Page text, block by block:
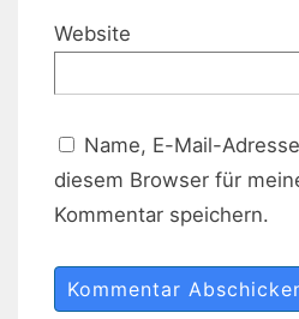
Website
Name, E-Mail-
diesem Browser für
Kommentar speichern.